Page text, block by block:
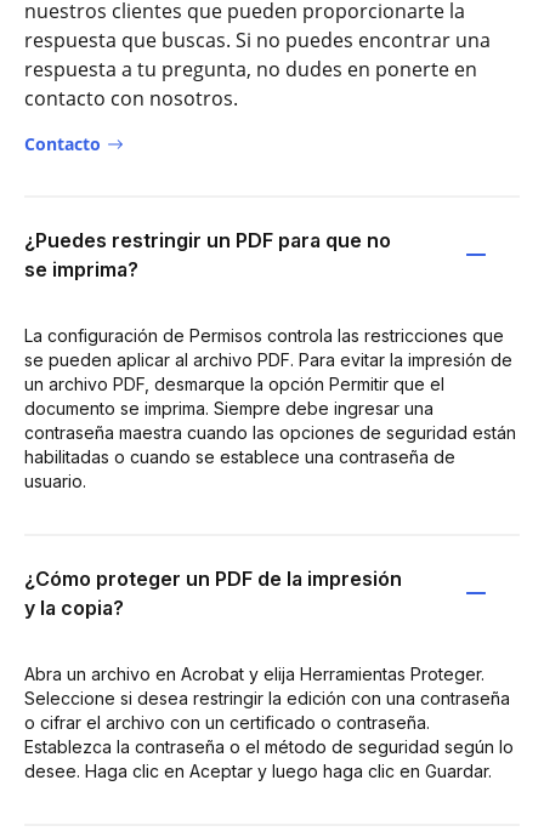
nuestros clientes que pueden proporcionarte la
respuesta que buscas. Si no puedes encontrar una
respuesta a tu pregunta, no dudes en ponerte en
contacto con nosotros.
Contacto
¿Puedes restringir un PDF para que no
se imprima?
La configuración de Permisos controla las restricciones que
se pueden aplicar al archivo PDF. Para evitar la impresión de
un archivo PDF, desmarque la opción Permitir que el
documento se imprima. Siempre debe ingresar una
contraseña maestra cuando las opciones de seguridad están
habilitadas o cuando se establece una contraseña de
usuario.
¿Cómo proteger un PDF de la impresión
y la copia?
Abra un archivo en Acrobat y elija Herramientas Proteger.
Seleccione si desea restringir la edición con una contraseña
o cifrar el archivo con un certificado o contraseña.
Establezca la contraseña o el método de seguridad según lo
desee. Haga clic en Aceptar y luego haga clic en Guardar.